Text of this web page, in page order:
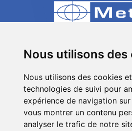
Nous utilisons des
Nous utilisons des cookies
technologies de suivi pour
expérience de navigation
vous montrer un contenu
analyser le trafic de notre
80 Impasse des
Merlin 74420 St André de
+33 (0)4 50
info[a]metro-
SuivezMetro
sur les réseaux